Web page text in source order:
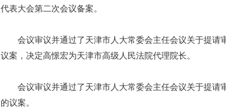
代表大会第二次会议备案。
会议审议并通过了天津市人大常委会主任会议关于提请
议案，决定高憬宏为天津市高级人民法院代理院长。
会议审议并通过了天津市人大常委会主任会议关于提请
的议案。